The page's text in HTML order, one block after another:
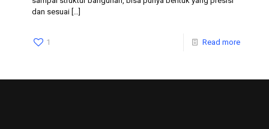
dan sesuai […]
1 Read more